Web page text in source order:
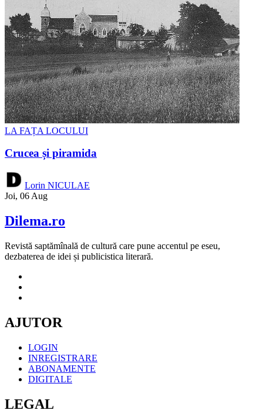
LA FAȚA LOCULUI
Crucea și piramida
Lorin NICULAE
Joi, 06 Aug
Dilema.ro
Revistă saptămînală de cultură care pune accentul pe eseu,
dezbaterea de idei și publicistica literară.
AJUTOR
LOGIN
INREGISTRARE
ABONAMENTE
DIGITALE
LEGAL